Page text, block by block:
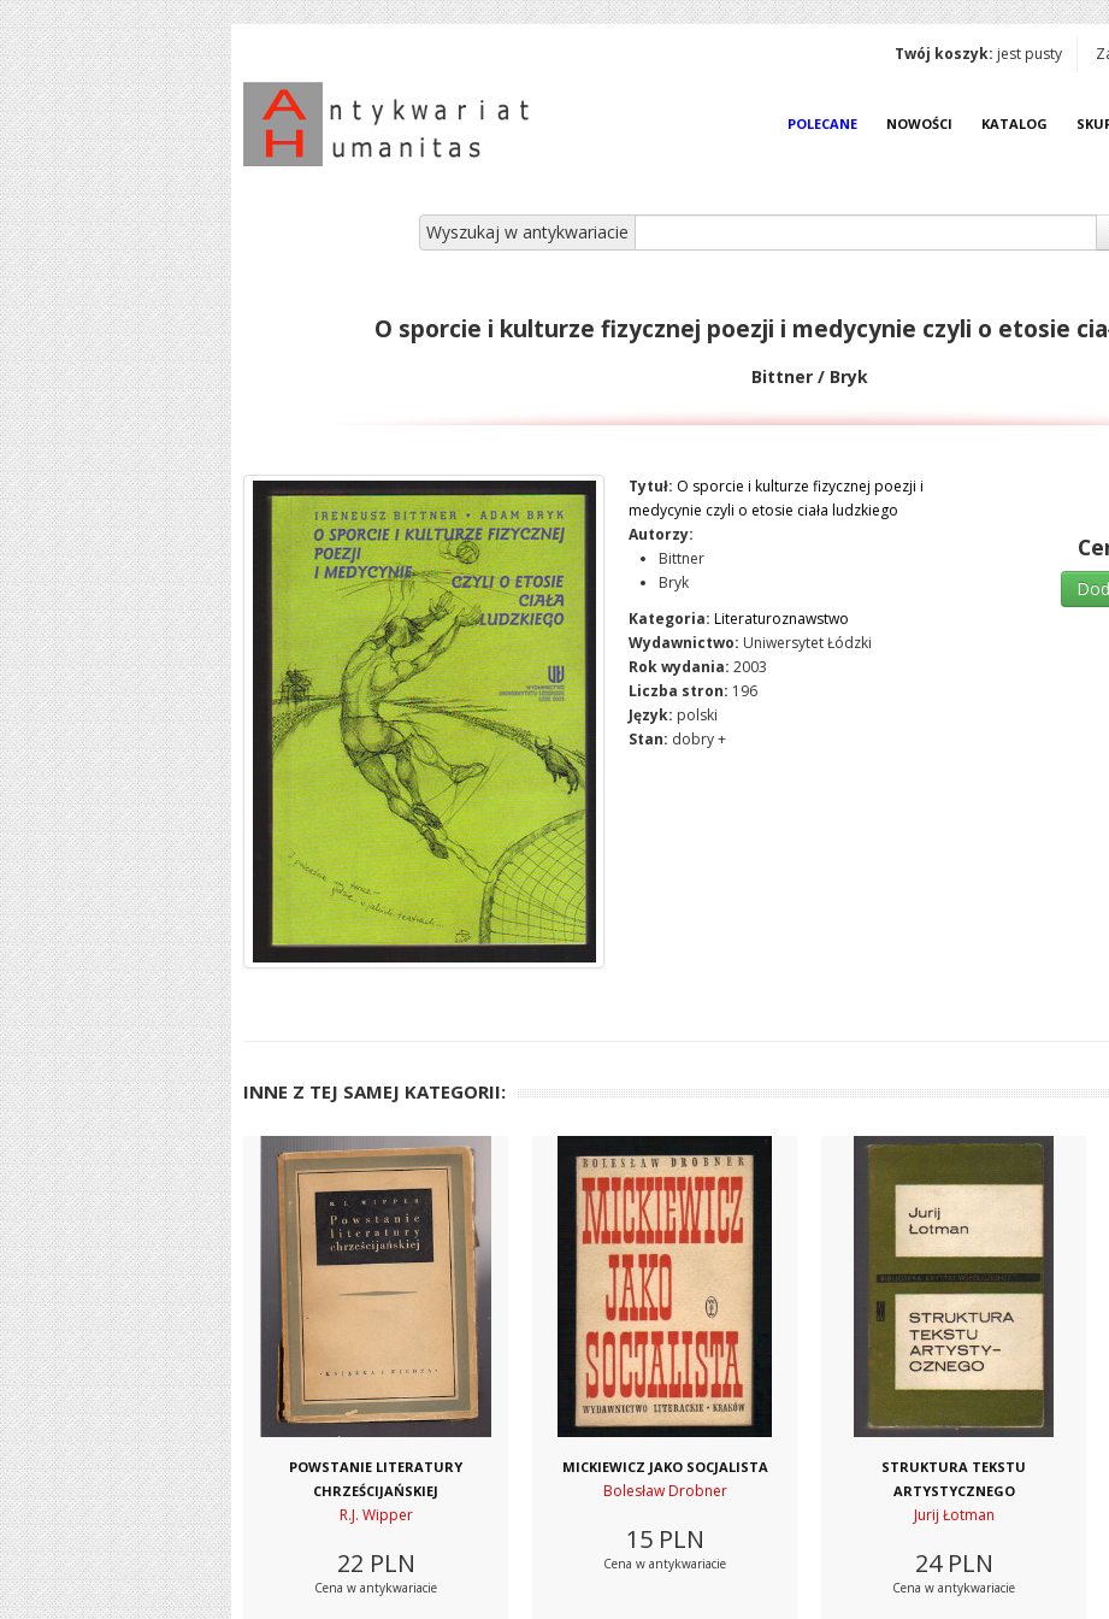
Twój koszyk: jest pusty
POLECANE NOWOŚCI KATALOG
Wyszukaj w antykwariacie
O sporcie i kulturze fizycznej poezji i medycynie czyli o etosie
Bittner / Bryk
Tytuł: O sporcie i kulturze fizycznej poezji i
medycynie czyli o etosie ciała ludzkiego
Autorzy:
Bittner
Bryk
Kategoria: Literaturoznawstwo
Wydawnictwo: Uniwersytet Łódzki
Rok wydania: 2003
Liczba stron: 196
Język: polski
Stan: dobry +
INNE Z TEJ SAMEJ KATEGORII:
POWSTANIE LITERATURY
CHRZEŚCIJAŃSKIEJ
R.J. Wipper
22 PLN
Cena w antykwariacie
MICKIEWICZ JAKO SOCJALISTA
Bolesław Drobner
15 PLN
Cena w antykwariacie
STRUKTURA TEKSTU
ARTYSTYCZNEGO
Jurij Łotman
24 PLN
Cena w antykwariacie